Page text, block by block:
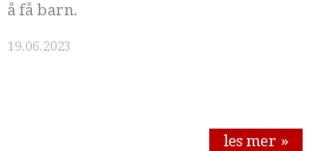
å få barn.
19.06.2023
les mer »